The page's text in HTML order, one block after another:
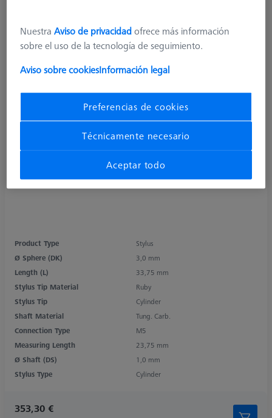
Product Type
Stylus
Ø Sphere (DK)
3,0 mm
Length (L)
33,75 mm
Stylus Tip Material
Ruby
Stylus Tip
Cylinder
Shaft Material
Tung. Carb.
Connection Type
M5
Measuring Length
23,75 mm
Ø Shaft (DS)
1,0 mm
Stylus Type
Cylinder
353,30 €
NuestraAviso de privacidadofrece más información
sobre el uso de la tecnología de seguimiento.
Aviso sobre cookiesInformación legal
Preferencias de cookies
Técnicamente necesario
Aceptar todo